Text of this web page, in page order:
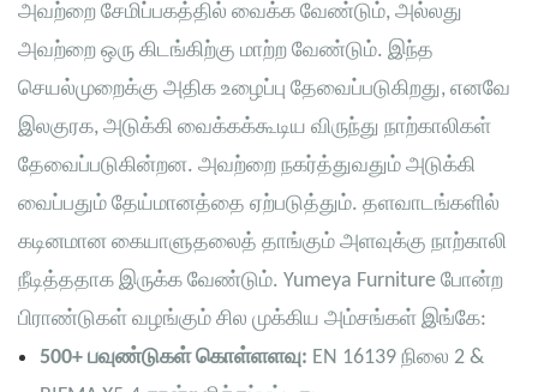
அவற்றை சேமிப்பகத்தில் வைக்க வேண்டும், அல்லது
அவற்றை ஒரு கிடங்கிற்கு மாற்ற வேண்டும். இந்த
செயல்முறைக்கு அதிக உழைப்பு தேவைப்படுகிறது, எனவே
இலகுரக, அடுக்கி வைக்கக்கூடிய விருந்து நாற்காலிகள்
தேவைப்படுகின்றன. அவற்றை நகர்த்துவதும் அடுக்கி
வைப்பதும் தேய்மானத்தை ஏற்படுத்தும். தளவாடங்களில்
கடினமான கையாளுதலைத் தாங்கும் அளவுக்கு நாற்காலி
நீடித்ததாக இருக்க வேண்டும். Yumeya Furniture போன்ற
பிராண்டுகள் வழங்கும் சில முக்கிய அம்சங்கள் இங்கே:
500+ பவுண்டுகள் கொள்ளளவு: EN 16139 நிலை 2 &